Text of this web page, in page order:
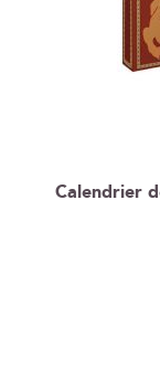
Calendrier